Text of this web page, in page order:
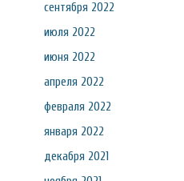
сентября 2022
июля 2022
июня 2022
апреля 2022
февраля 2022
января 2022
декабря 2021